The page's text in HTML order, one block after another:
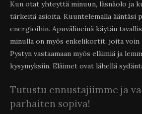
Kun otat yhteyttä minuun, läsnäolo ja
tärkeitä asioita. Kuuntelemalla ääntäsi
energioihin. Apuvälineinä käytän
minulla on myös enkelikortit, joita voin
Pystyn vastaamaan myös eläimiä ja
kysymyksiin. Eläimet ovat lähellä
Tutustu ennustajiimme ja
parhaiten sopiva!